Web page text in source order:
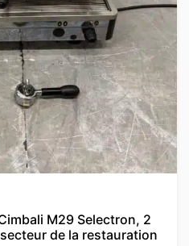
M29 Selectron, 2
de la restauration